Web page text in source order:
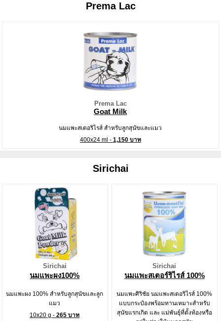
Prema Lac
Prema Lac
Goat Milk
นมแพะสเตอริไรส์ สำหรับลูกสุนัขและแมว
400x24 ml - 1,150 บาท
Sirichai
Sirichai
นมแพะผง100%
นมแพะผง 100% สำหรับลูกสุนัขและลูก
แมว
10x20 g -265 บาท
Sirichai
นมแพะสเตอร์ริไรส์ 100%
นมแพะศิริชัย นมแพะสเตอริไรส์ 100%
แบบกระป๋องพร้อมทานเหมาะสำหรับ
สุนัขแรกเกิด และ แม่พันธุ์ที่ตั้งท้องหรือ